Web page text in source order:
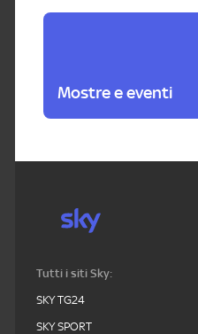
Mostre e eventi
Tutti i siti Sky:
SKY TG24
SKY SPORT